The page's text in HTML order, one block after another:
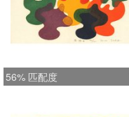
56% 匹配度